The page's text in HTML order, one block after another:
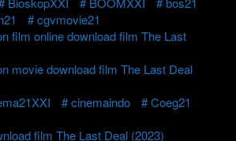
cgvmovie21
film online download film The Last
movie download film The Last Deal
cinemaindo
Coeg21
film The Last Deal (2023)